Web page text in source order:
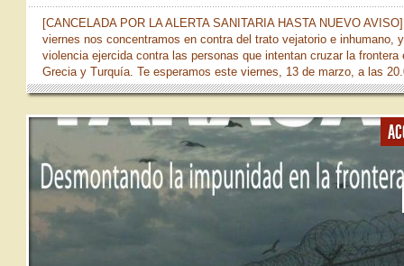
[CANCELADA POR LA ALERTA SANITARIA HASTA NUEVO
viernes nos concentramos en contra del trato vejatorio e inhumano,
violencia ejercida contra las personas que intentan cruzar la frontera
Grecia y Turquía. Te esperamos este viernes, 13 de marzo, a las
en el Bulevar de Gran Capitán. ¡¡ REFUGIADXS: NUESTROS
ABAJO LAS VALLAS DE LAS FRONTERAS !! ¡¡ DERECHOS
PARA TODXS !! ¡¡ NO MÁS MUERTES EN LAS FRONTERAS !! ¡¡
REFUGIADXS, BIENVENIDXS !! Difunde, pasalo, no seamos...